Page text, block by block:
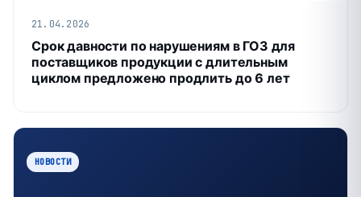
21.04.2026
Срок давности по нарушениям в ГОЗ для
поставщиков продукции с длительным
циклом предложено продлить до 6 лет
НОВОСТИ